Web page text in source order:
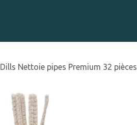
Dills Nettoie pipes Premium 32 pièces